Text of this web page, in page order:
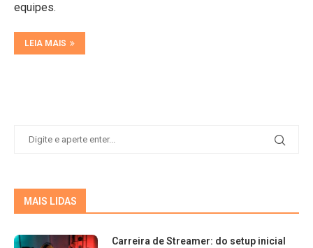
equipes.
LEIA MAIS
MAIS LIDAS
Carreira de Streamer: do setup inicial